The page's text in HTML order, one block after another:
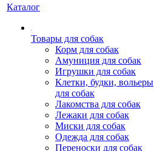
Каталог
Товары для собак
Корм для собак
Амуниция для собак
Игрушки для собак
Клетки, будки, вольеры
для собак
Лакомства для собак
Лежаки для собак
Миски для собак
Одежда для собак
Переноски для собак